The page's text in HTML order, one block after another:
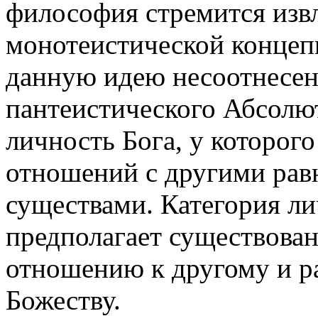
философия стремится
монотеистической
данную идею
пантеистического
личность Бога, у
отношений с другими
существами. Категория
предполагает
отношению к другому и
Божеству.